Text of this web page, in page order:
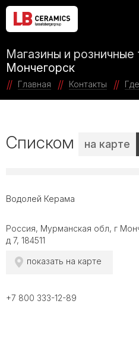
Магазины и розничные
Мончегорск
Главная Контакты
Списком на карте
Водолей Керама
Россия, Мурманская обл, г
д 7, 184511
показать на карте
+7 800 333-12-89